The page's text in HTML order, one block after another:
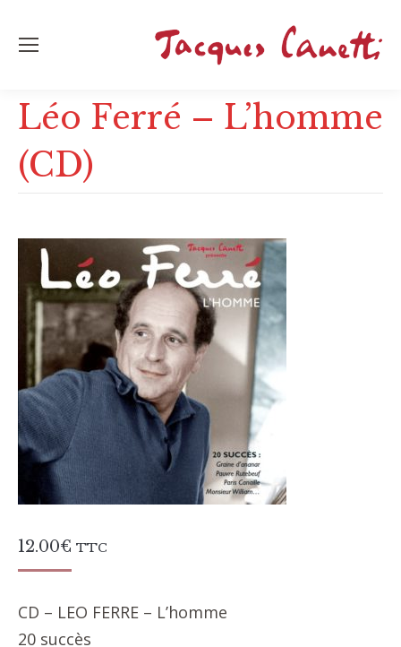
Léo Ferré – L’homme
(CD)
12.00€ TTC
CD – LEO FERRE – L’homme
20 succès